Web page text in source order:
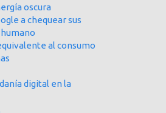
oscura
a chequear sus
al consumo
digital en la